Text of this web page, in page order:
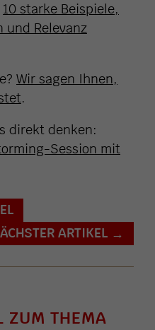
10 starke Beispiele,
und Relevanz
Wir sagen Ihnen,
.
direkt denken:
Session mit
ARTIKEL →
ZUM THEMA